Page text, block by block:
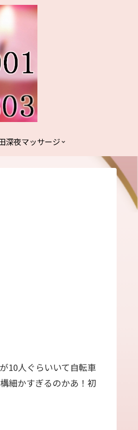
深夜マッサージ
10人ぐらいいて自転車
細かすぎるのかあ！初